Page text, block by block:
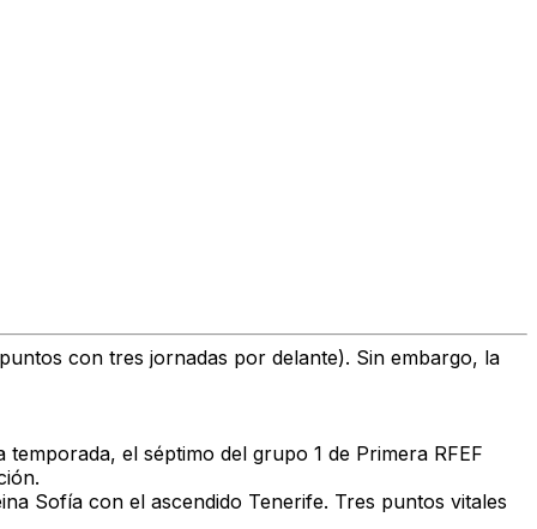
con tres jornadas por delante). Sin embargo, la
el séptimo del grupo 1 de Primera RFEF
Sofía con el ascendido Tenerife. Tres puntos vitales